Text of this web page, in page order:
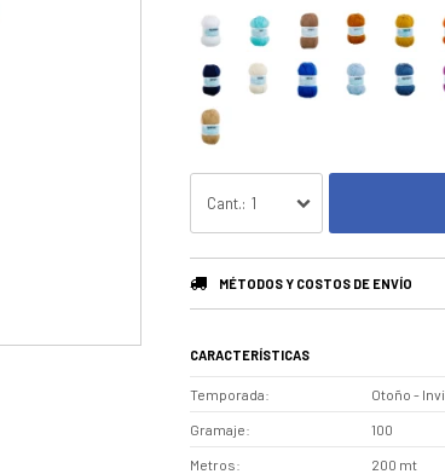
1
MÉTODOS Y COSTOS DE ENVÍO
CARACTERÍSTICAS
Temporada Otoño -
Gramaje 100
Metros 200 mt